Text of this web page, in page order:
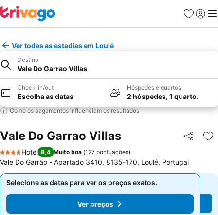
Favoritos
Iniciar
Ver todas as estadias em Loulé
Destino
Vale Do Garrao Villas
Check-in/out
Escolha as datas
Hóspedes e quartos
2 hóspedes, 1 quarto.
Como os pagamentos influenciam os resultados
Vale Do Garrao Villas Partilhar
4 Estrelas
Hotel 8,4 Muito boa (127 pontuações)
Vale Do Garrão - Apartado 3410, 8135-170, Loulé, Portugal
Selecione as datas para ver os preços exatos.
Ver preços
Selecione as datas para ver os preços exatos.
Ver preços